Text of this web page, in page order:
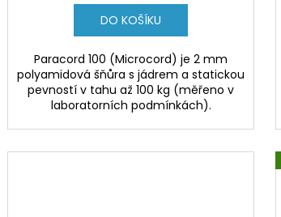
DO KOŠÍKU
Paracord 100 (Microcord) je 2 mm
polyamidová šňůra s jádrem a statickou
pevností v tahu až 100 kg (měřeno v
laboratorních podmínkách).